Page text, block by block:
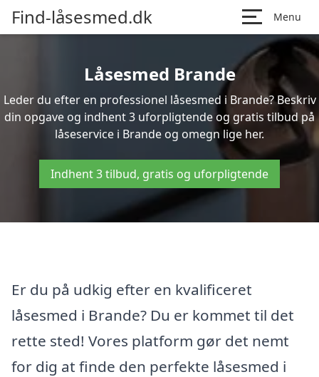
Find-låsesmed.dk Menu
Låsesmed Brande
Leder du efter en professionel låsesmed i Brande? Beskriv
din opgave og indhent 3 uforpligtende og gratis tilbud på
låseservice i Brande og omegn lige her.
Indhent 3 tilbud, gratis og uforpligtende
Er du på udkig efter en kvalificeret
låsesmed i Brande? Du er kommet til det
rette sted! Vores platform gør det nemt
for dig at finde den perfekte låsesmed i